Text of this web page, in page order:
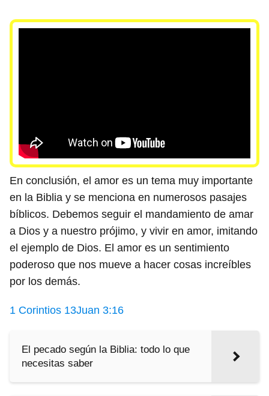
En conclusión, el amor es un tema muy importante
en la Biblia y se menciona en numerosos pasajes
bíblicos. Debemos seguir el mandamiento de amar
a Dios y a nuestro prójimo, y vivir en amor, imitando
el ejemplo de Dios. El amor es un sentimiento
poderoso que nos mueve a hacer cosas increíbles
por los demás.
1 Corintios 13Juan 3:16
El pecado según la Biblia: todo lo que
necesitas saber